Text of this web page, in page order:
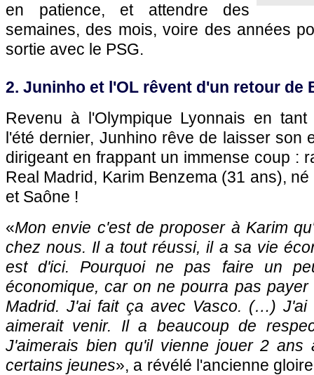
en patience, et attendre des
semaines, des mois, voire des années
sortie avec le PSG.
2. Juninho et l'OL rêvent d'un retour de
Revenu à l'Olympique Lyonnais en
l'été dernier, Junhino rêve de laisser son
dirigeant en frappant un immense coup :
Real Madrid, Karim Benzema (31 ans),
et Saône !
«Mon envie c'est de proposer à Karim
chez nous. Il a tout réussi, il a sa vie
est d'ici. Pourquoi ne pas faire un
économique, car on ne pourra pas
Madrid. J'ai fait ça avec Vasco. (…) J'ai
aimerait venir. Il a beaucoup de
J'aimerais bien qu'il vienne jouer 2 ans
certains jeunes», a révélé l'ancienne